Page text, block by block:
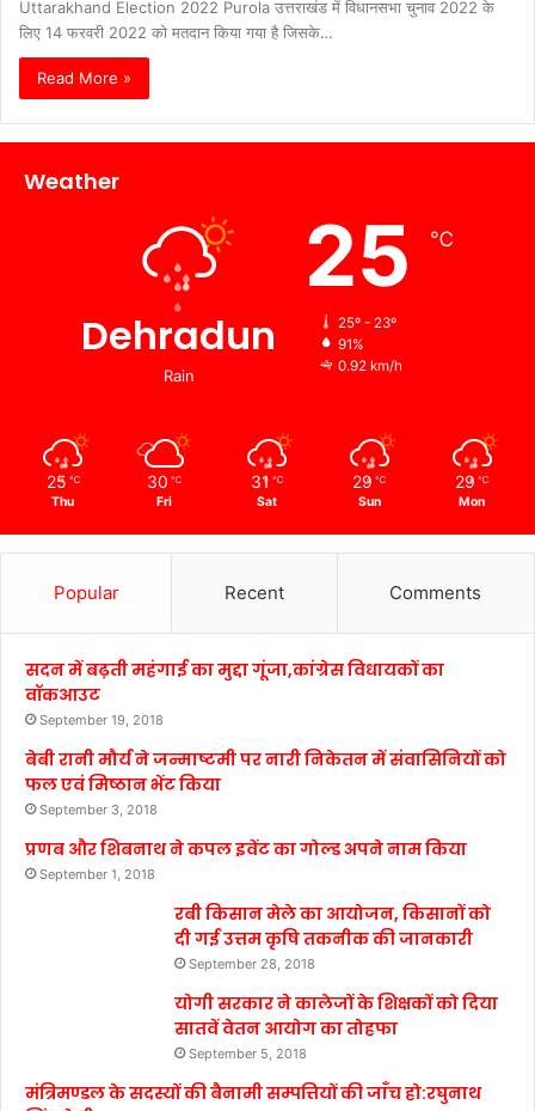
Uttarakhand Election 2022 Purola उत्तराखंड में विधानसभा चुनाव 2022 के
लिए 14 फरवरी 2022 को मतदान किया गया है जिसके…
Read More »
Weather
Dehradun
Rain
25 ℃
25º - 23º
91%
0.92 km/h
25 ℃
Thu
30 ℃
Fri
31 ℃
Sat
29 ℃
Sun
29 ℃
Mon
Popular Recent Comments
सदन में बढ़ती महंगाई का मुद्दा गूंजा,कांग्रेस विधायकों का
वॉकआउट
September 19, 2018
बेबी रानी मौर्य ने जन्माष्टमी पर नारी निकेतन में संवासिनियों को
फल एवं मिष्ठान भेंट किया
September 3, 2018
प्रणब और शिबनाथ ने कपल इवेंट का गोल्ड अपने नाम किया
September 1, 2018
रबी किसान मेले का आयोजन, किसानों को
दी गई उत्तम कृषि तकनीक की जानकारी
September 28, 2018
योगी सरकार ने कालेजों के शिक्षकों को दिया
सातवें वेतन आयोग का तोहफा
September 5, 2018
मंत्रिमण्डल के सदस्यों की बैनामी सम्पत्तियों की जाँच हो:रघुनाथ